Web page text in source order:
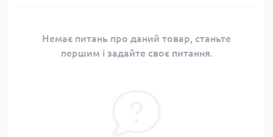
Немає питань про даний товар, станьте
першим і задайте своє питання.